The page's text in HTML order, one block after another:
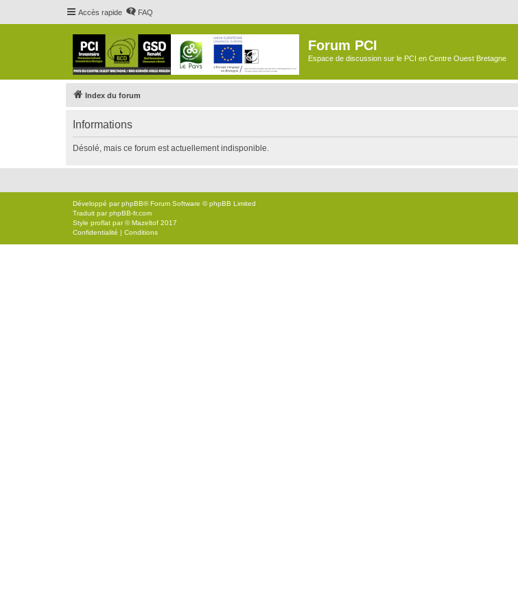
Accès rapide FAQ
Forum PCI
Espace de discussion sur le PCI en Centre Ouest Bretagne
Index du forum
Informations
Désolé, mais ce forum est actuellement indisponible.
Développé parphpBB® Forum Software © phpBB Limited
Traduit parphpBB-fr.com
Style proflat par ©Mazeltof 2017
Confidentialité | Conditions